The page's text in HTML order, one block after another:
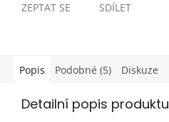
ZEPTAT SE SDÍLET
Popis Podobné (5) Diskuze
Detailní popis produktu